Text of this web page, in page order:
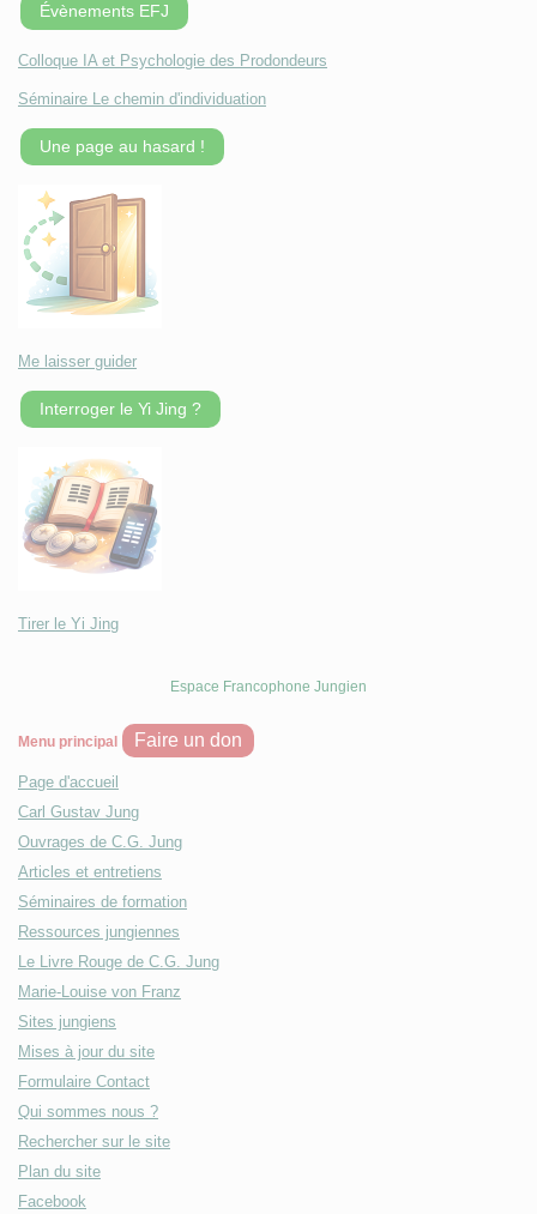
Évènements EFJ
Colloque IA et Psychologie des Prodondeurs
Séminaire Le chemin d'individuation
Une page au hasard !
Me laisser guider
Interroger le Yi Jing ?
Tirer le Yi Jing
Espace Francophone Jungien
Menu principal Faire un don
Page d'accueil
Carl Gustav Jung
Ouvrages de C.G. Jung
Articles et entretiens
Séminaires de formation
Ressources jungiennes
Le Livre Rouge de C.G. Jung
Marie-Louise von Franz
Sites jungiens
Mises à jour du site
Formulaire Contact
Qui sommes nous ?
Rechercher sur le site
Plan du site
Facebook